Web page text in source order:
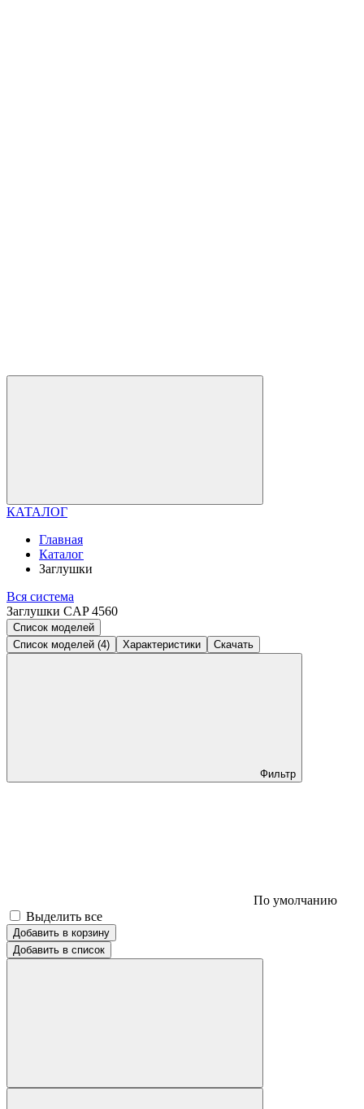
КАТАЛОГ
Главная
Каталог
Заглушки
Вся система
Заглушки CAP 4560
Список моделей
Список моделей (4)
Характеристики Скачать
Фильтр
По умолчанию
Выделить все
Добавить в корзину
Добавить в список